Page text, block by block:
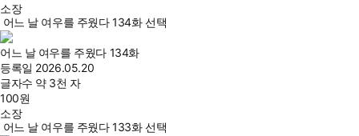
소장
어느 날 여우를 주웠다 134화 선택
어느 날 여우를 주웠다 134화
등록일 2026.05.20
글자수 약 3천 자
100원
소장
어느 날 여우를 주웠다 133화 선택